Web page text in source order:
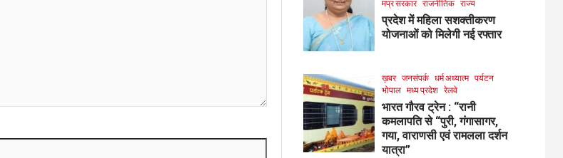
मप्र सरकार राजनीतिक राज्य
प्रदेश में महिला सशक्तीकरण
योजनाओं को मिलेगी नई रफ्तार
ख़बर जनसंपर्क धर्म अध्यात्म पर्यटन
भोपाल मध्य प्रदेश रेलवे
भारत गौरव ट्रेन : “रानी
कमलापति से “पुरी, गंगासागर,
गया, वाराणसी एवं रामलला दर्शन
यात्रा”